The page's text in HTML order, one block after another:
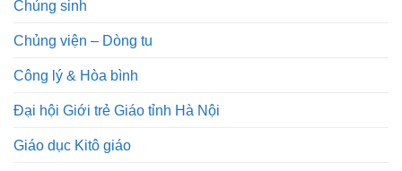
Chủng sinh
Chủng viện – Dòng tu
Công lý & Hòa bình
Đại hội Giới trẻ Giáo tỉnh Hà Nội
Giáo dục Kitô giáo